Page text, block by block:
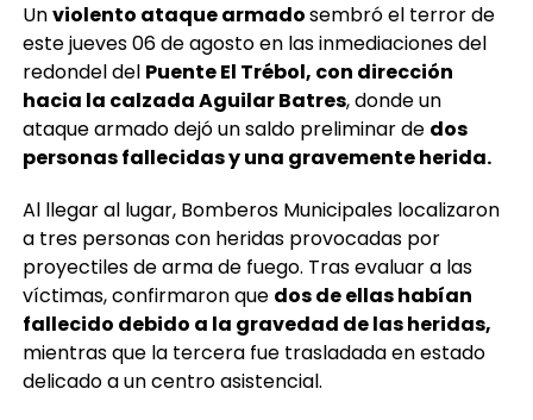
Unviolento ataque armadosembró el terror de
este jueves 06 de agosto en las inmediaciones del
redondel del Puente El Trébol, con dirección
hacia la calzada Aguilar Batres, donde un
ataque armado dejó un saldo preliminar de dos
personas fallecidas y una gravemente herida.
Al llegar al lugar, Bomberos Municipales localizaron
a tres personas con heridas provocadas por
proyectiles de arma de fuego. Tras evaluar a las
víctimas, confirmaron que dos de ellas habían
fallecido debido a la gravedad de las heridas,
mientras que la tercera fue trasladada en estado
delicado a un centro asistencial.